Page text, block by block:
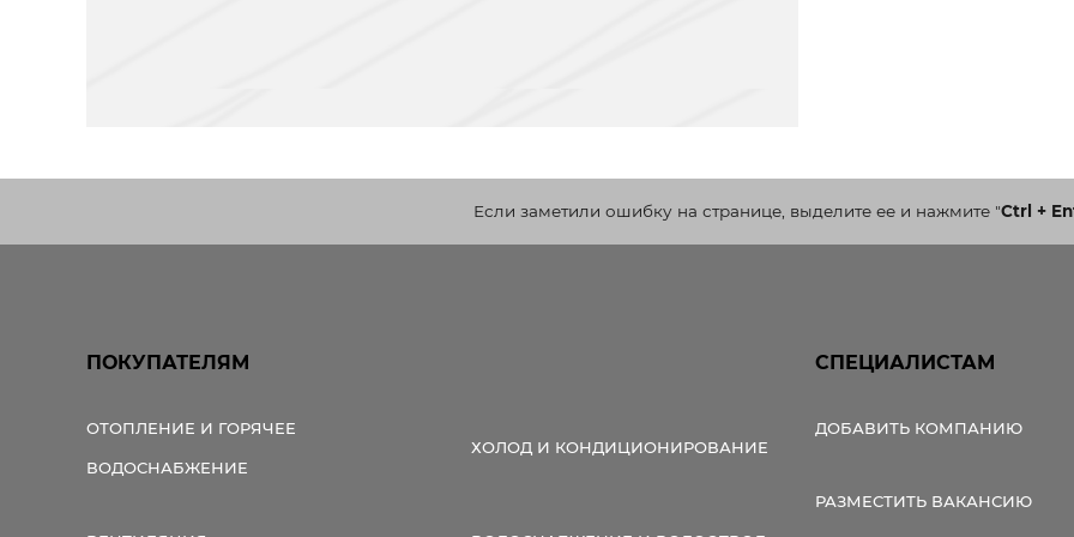
Если заметили ошибку на странице, выделите ее и нажмите"Ctrl +
ПОКУПАТЕЛЯМ
ОТОПЛЕНИЕ И ГОРЯЧЕЕ
ВОДОСНАБЖЕНИЕ
ХОЛОД И КОНДИЦИОНИРОВАНИЕ
СПЕЦИАЛИСТАМ
ДОБАВИТЬ КОМПАНИЮ
РАЗМЕСТИТЬ ВАКАНСИЮ